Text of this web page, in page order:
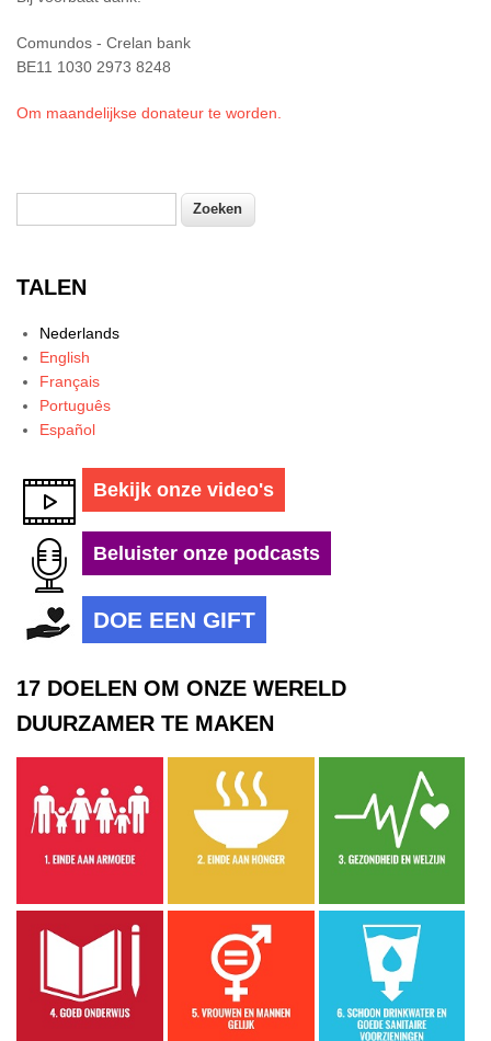
Comundos - Crelan bank
BE11 1030 2973 8248
Om maandelijkse donateur te worden.
TALEN
Nederlands
English
Français
Português
Español
Bekijk onze video's
Beluister onze podcasts
DOE EEN GIFT
17 DOELEN OM ONZE WERELD
DUURZAMER TE MAKEN